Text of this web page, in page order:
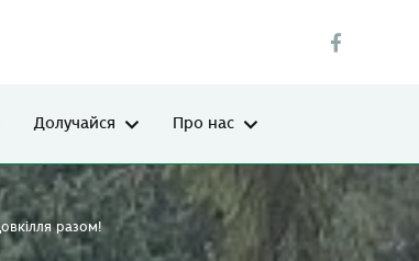
Долучайся Про нас
разом!